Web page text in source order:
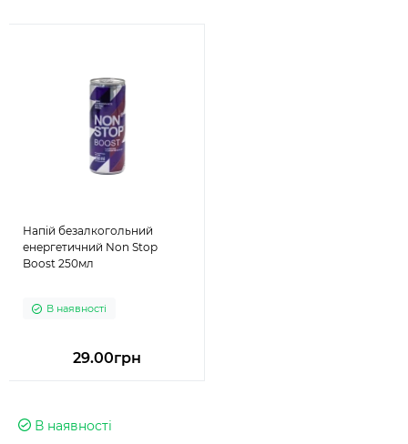
Напій безалкогольний
енергетичний Non Stop
Boost 250мл
В наявності
29.00грн
В наявності